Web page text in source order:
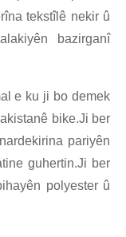
tekstîlê nekir û
bazirganî
e ku ji bo demek
bike.Ji ber
pariyên
guhertin.Ji ber
polyester û